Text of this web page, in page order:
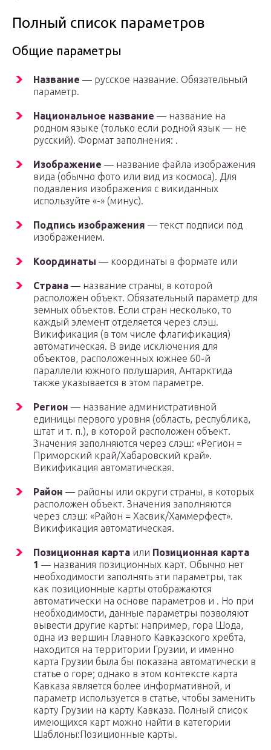
Полный список параметров
Общие параметры
Название — русское название. Обязательный
параметр.
Национальное название — название на
родном языке (только если родной язык — не
русский). Формат заполнения: .
Изображение — название файла изображения
вида (обычно фото или вид из космоса). Для
подавления изображения с викиданных
используйте «-» (минус).
Подпись изображения — текст подписи под
изображением.
Координаты — координаты в формате или
Страна — название страны, в которой
расположен объект. Обязательный параметр для
земных объектов. Если стран несколько, то
каждый элемент отделяется через слэш.
Викификация (в том числе флагификация)
автоматическая. В виде исключения для
объектов, расположенных южнее 60-й
параллели южного полушария, Антарктида
также указывается в этом параметре.
Регион — название административной
единицы первого уровня (область, республика,
штат и т. п.), в которой расположен объект.
Значения заполняются через слэш: «Регион =
Приморский край/Хабаровский край».
Викификация автоматическая.
Район — районы или округи страны, в которых
расположен объект. Значения заполняются
через слэш: «Район = Хасвик/Хаммерфест».
Викификация автоматическая.
Позиционная карта или Позиционная карта
1 — названия позиционных карт. Обычно нет
необходимости заполнять эти параметры, так
как позиционные карты отображаются
автоматически на основе параметров и . Но при
необходимости, данные параметры позволяют
вывести другие карты: например, гора Шода,
одна из вершин Главного Кавказского хребта,
находится на территории Грузии, и именно
карта Грузии была бы показана автоматически в
статье о горе; однако в этом контексте карта
Кавказа является более информативной, и
параметр используется в статье, чтобы заменить
карту Грузии на карту Кавказа. Полный список
имеющихся карт можно найти в категории
Шаблоны:Позиционные карты.